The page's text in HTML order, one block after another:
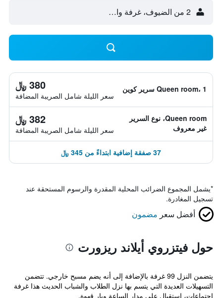
2 من الضيوف، غرفة واحدة
Queen room، 1 سرير كوين 380 ﷼
سعر الليلة شامل الصريبة المضافة
Queen room، نوع السرير
غير معروف
382 ﷼
سعر الليلة شامل الصريبة المضافة
37 صفقة إضافية ابتداءً من 345 ﷼
*يشمل المجموع الضرائب المحلية المقدرة والرسوم المستحقة عند
تسجيل المغادرة.
أفضل سعر مضمون
حول فيتزروي أيلاند ريزورت
يتضمن النزل 99 غرفة بالإضافة إلى أنه يضم مسبح خارجي. تتضمن
التسهيلات العديدة التي يتسم بها نزل الطلاب والشباب الحديث هذا غرفة
اجتماعات، استقبال على مدار الساعة وبار قهوة.